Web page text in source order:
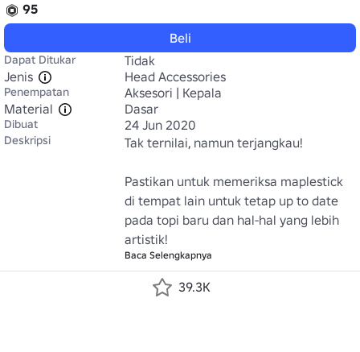
95
Beli
Dapat Ditukar
Tidak
Jenis
Head Accessories
Penempatan
Aksesori | Kepala
Material
Dasar
Dibuat 24 Jun 2020
Deskripsi Tak ternilai, namun terjangkau!
Pastikan untuk memeriksa maplestick
di tempat lain untuk tetap up to date
pada topi baru dan hal-hal yang lebih
artistik!
Baca Selengkapnya
39.3K